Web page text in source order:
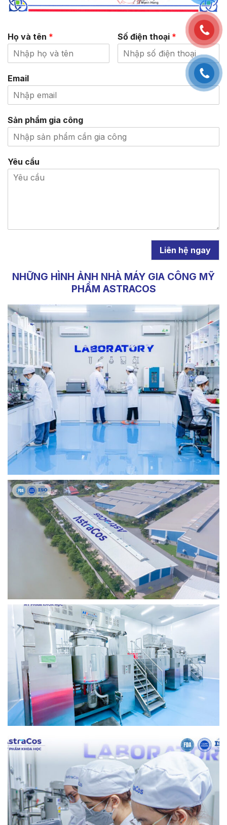
Họ và tên * Số điện thoại *
Email
Sản phẩm gia công
Yêu cầu
Liên hệ ngay
NHỮNG HÌNH ẢNH NHÀ MÁY GIA CÔNG MỸ
PHẨM ASTRACOS